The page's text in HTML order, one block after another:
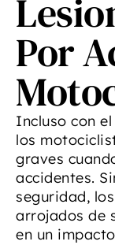
Por
Incluso con
los
graves
accidentes.
seguridad,
arrojados de
en un